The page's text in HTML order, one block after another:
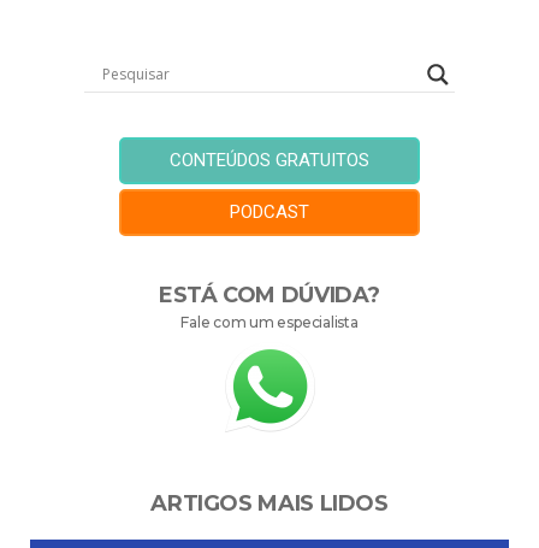
CONTEÚDOS GRATUITOS
PODCAST
ESTÁ COM DÚVIDA?
Fale com um especialista
ARTIGOS MAIS LIDOS